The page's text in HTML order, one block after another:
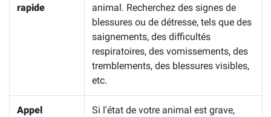
rapide
animal. Recherchez des signes de
blessures ou de détresse, tels que des
saignements, des difficultés
respiratoires, des vomissements, des
tremblements, des blessures visibles,
etc.
Appel
Si l'état de votre animal est grave,